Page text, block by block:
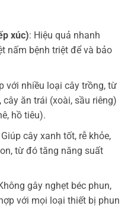
xúc): Hiệu quả nhanh
nấm bệnh triệt để và bảo
với nhiều loại cây trồng, từ
cây ăn trái (xoài, sầu riêng)
hồ tiêu).
cây xanh tốt, rễ khỏe,
từ đó tăng năng suất
gây nghẹt béc phun,
với mọi loại thiết bị phun